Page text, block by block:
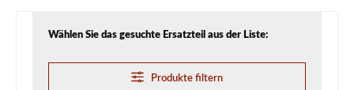
Wählen Sie das gesuchte Ersatzteil aus der Liste:
Produkte filtern